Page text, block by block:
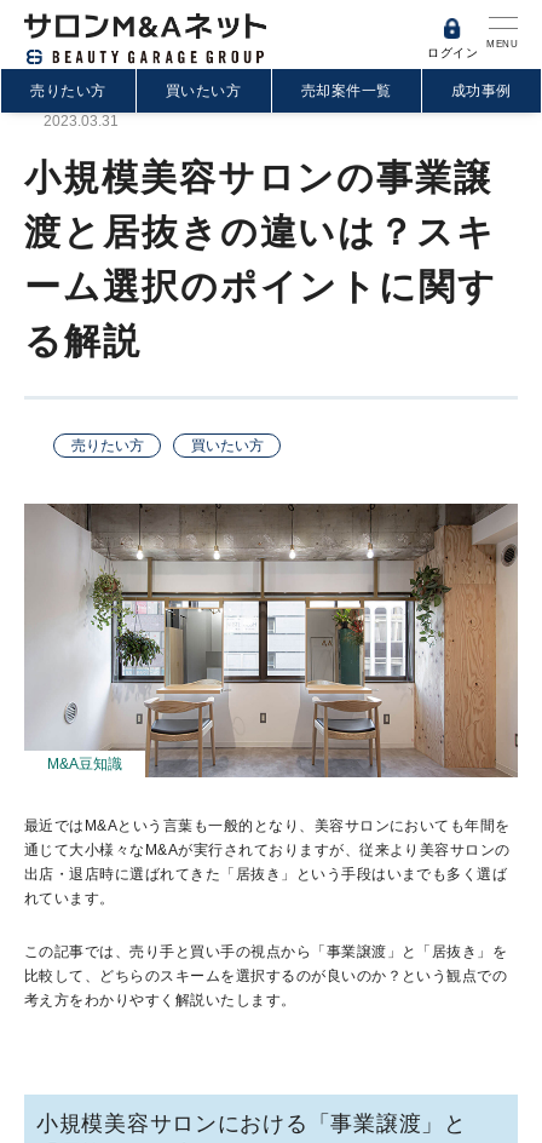
MENU
ログイン
売りたい方 買いたい方 売却案件一覧
成功事例
2023.03.31
小規模美容サロンの事業譲
渡と居抜きの違いは？スキ
ーム選択のポイントに関す
る解説
売りたい方 買いたい方
M&A豆知識
最近ではM&Aという言葉も一般的となり、美容サロンにおいても年間を
通じて大小様々なM&Aが実行されておりますが、従来より美容サロンの
出店・退店時に選ばれてきた「居抜き」という手段はいまでも多く選ば
れています。
この記事では、売り手と買い手の視点から「事業譲渡」と「居抜き」を
比較して、どちらのスキームを選択するのが良いのか？という観点での
考え方をわかりやすく解説いたします。
小規模美容サロンにおける「事業譲渡」と